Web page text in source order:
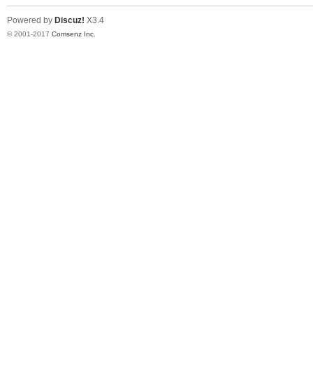
Powered by Discuz! X3.4
© 2001-2017 Comsenz Inc.